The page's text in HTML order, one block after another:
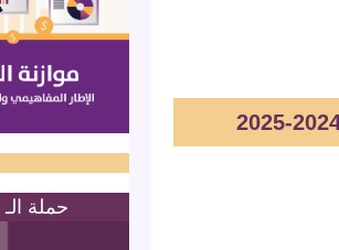
حملة الـ 16 يوم